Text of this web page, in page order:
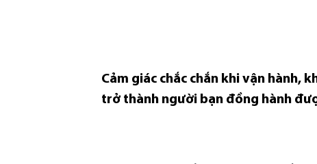
Cảm giác chắc chắn khi vận hành,
trở thành người bạn đồng hành